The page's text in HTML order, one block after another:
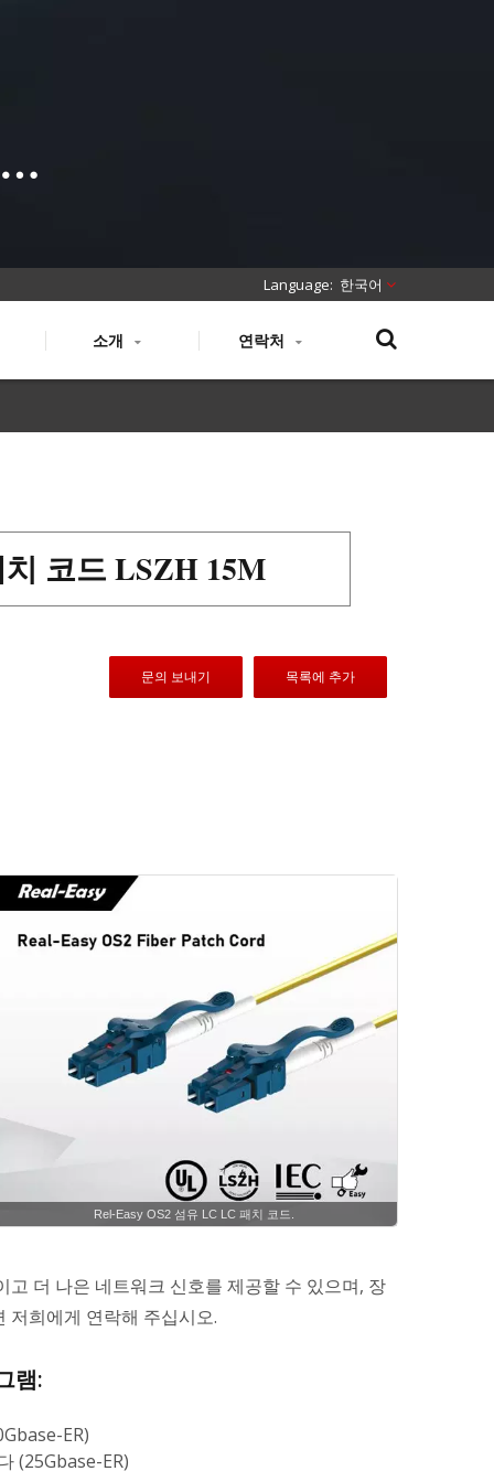
한국어
소개 연락처
코드 LSZH 15M
문의 보내기 목록에 추가
Rel-Easy OS2 섬유 LC LC 패치 코드.
더 나은 네트워크 신호를 제공할 수 있으며, 장
저희에게 연락해 주십시오.
램:
ER)
(25Gbase-ER)